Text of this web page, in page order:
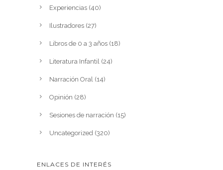
Experiencias (40)
Ilustradores (27)
Libros de 0 a 3 años (18)
Literatura Infantil (24)
Narración Oral (14)
Opinión (28)
Sesiones de narración (15)
Uncategorized (320)
ENLACES DE INTERÉS